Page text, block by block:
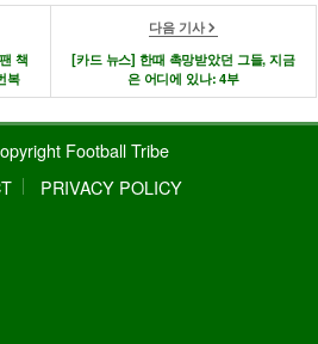
책
복
다음 기사
[카드 뉴스] 한때 촉망받았던 그들, 지금
은 어디에 있나: 4부
Football Tribe
PRIVACY POLICY